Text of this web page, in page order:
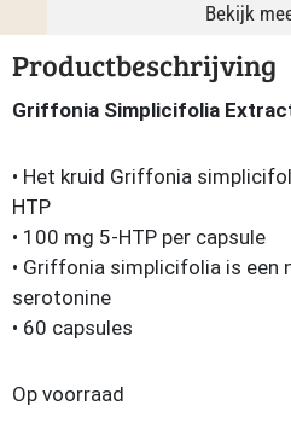
Bekijk
Productbeschrijving
Griffonia Simplicifolia
• Het kruid Griffonia
HTP
• 100 mg 5-HTP per capsule
• Griffonia simplicifolia is
serotonine
• 60 capsules
Op voorraad